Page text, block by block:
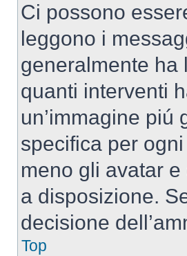
Ci possono
leggono i
generalmente ha
quanti interventi
un’immagine piú
specifica per
meno gli avatar
a disposizione.
decisione
Top